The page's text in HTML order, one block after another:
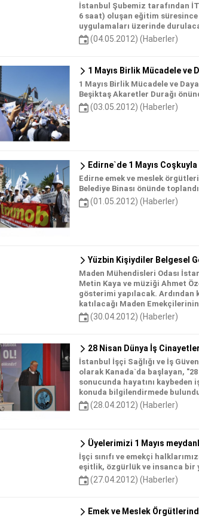
İstanbul Şubemiz tarafından
6 saat) oluşan eğitim
uygulamaları üzerinde
(04.05.2012) (Haberler)
1 Mayıs Birlik Mücadele ve
1 Mayıs Birlik Mücadele ve
Beşiktaş Akaretler Durağı
(03.05.2012) (Haberler)
Edirne`de 1 Mayıs Coşkuyla
Edirne emek ve meslek
Belediye Binası önünde
(01.05.2012) (Haberler)
Yüzbin Kişiydiler Belgesel
Maden Mühendisleri Odası
Metin Kaya ve müziği Ahmet
gösterimi yapılacak. Ardından
katılacağı Maden
(30.04.2012) (Haberler)
28 Nisan Dünya İş
İstanbul İşçi Sağlığı ve İş
olarak Kanada`da başlayan,
sonucunda hayatını
konuda bilgilendirmede
(28.04.2012) (Haberler)
Üyelerimizi 1 Mayıs
İşçi sınıfı ve emekçi
eşitlik, özgürlük ve insanca bir
(27.04.2012) (Haberler)
Emek ve Meslek